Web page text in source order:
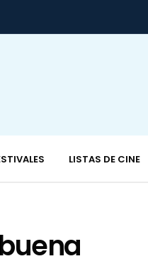
LISTAS DE CINE